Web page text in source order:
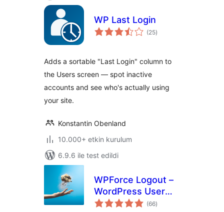
WP Last Login
(25toplam
puan
)
Adds a sortable "Last Login" column to
the Users screen — spot inactive
accounts and see who's actually using
your site.
Konstantin Obenland
10.000+ etkin kurulum
6.9.6 ile test edildi
WPForce Logout –
WordPress User
Login Logout(66toplam
puan
)